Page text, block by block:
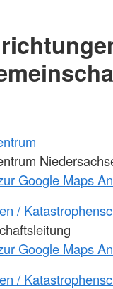
Google Maps
/
Google Maps
/